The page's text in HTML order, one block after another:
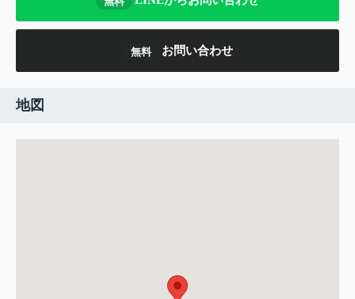
無料 お問い合わせ
地図